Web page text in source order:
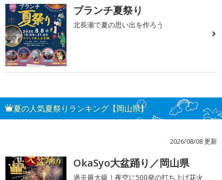
ブランチ夏祭り
北長瀬で夏の思い出を作ろう
夏の人気夏祭りランキング【岡山県】
2026/08/08 更新
1 OkaSyo大盆踊り／岡山県
過去最大級！夜空に500発の打ち上げ花火